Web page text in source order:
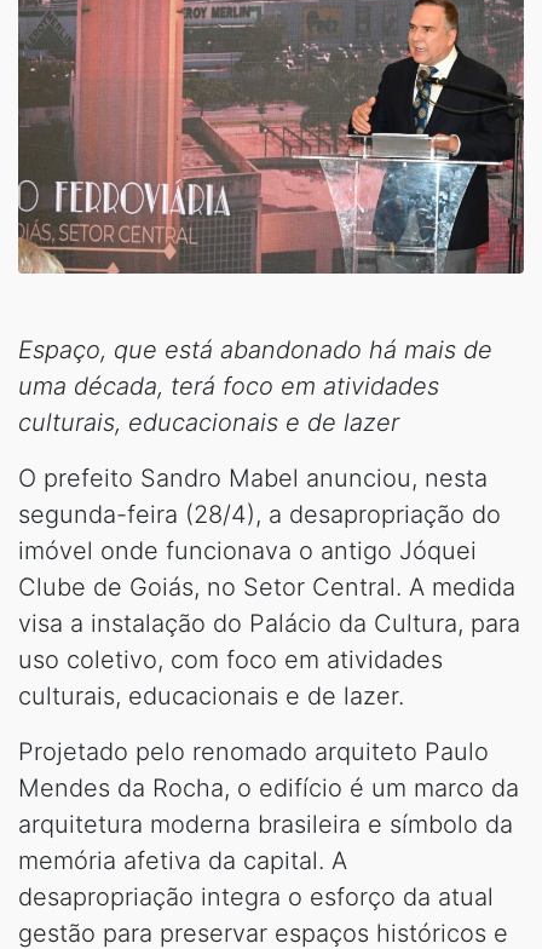
Espaço, que está abandonado há mais de
uma década, terá foco em atividades
culturais, educacionais e de lazer
O prefeito Sandro Mabel anunciou, nesta
segunda-feira (28/4), a desapropriação do
imóvel onde funcionava o antigo Jóquei
Clube de Goiás, no Setor Central. A medida
visa a instalação do Palácio da Cultura, para
uso coletivo, com foco em atividades
culturais, educacionais e de lazer.
Projetado pelo renomado arquiteto Paulo
Mendes da Rocha, o edifício é um marco da
arquitetura moderna brasileira e símbolo da
memória afetiva da capital. A
desapropriação integra o esforço da atual
gestão para preservar espaços históricos e